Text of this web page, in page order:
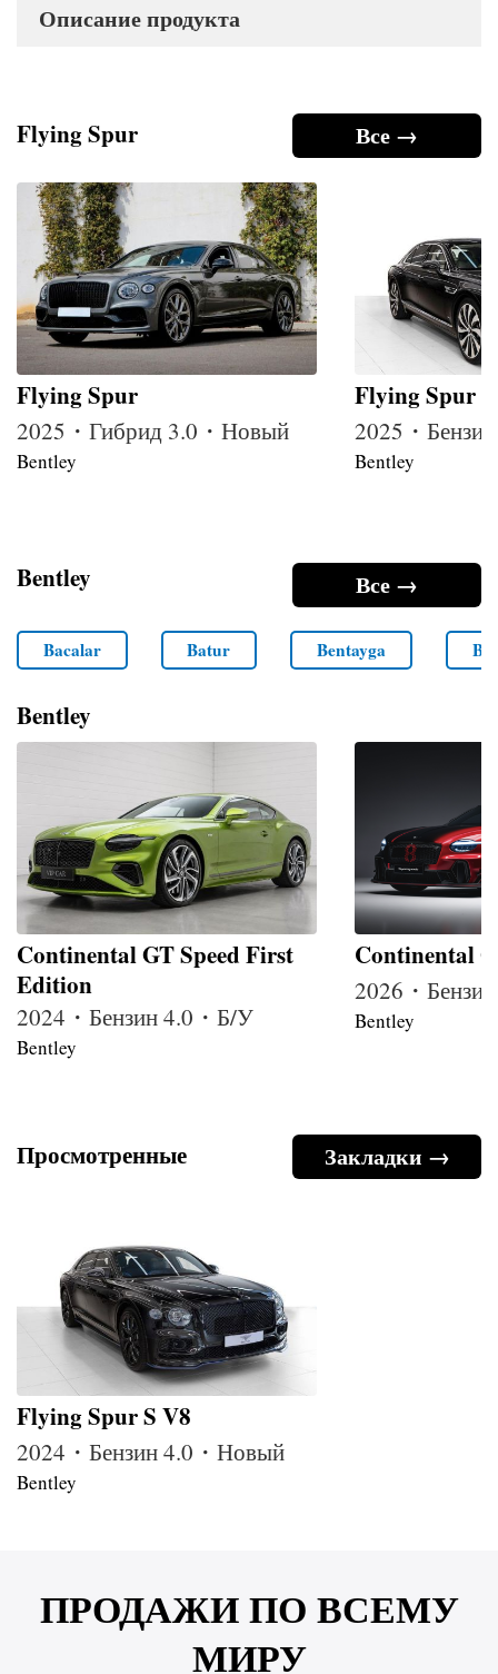
Описание продукта
Все →
Flying Spur
Flying Spur
2025・Гибрид 3.0・Новый
Bentley
Flying Spur
2025・
Bentley
Все →
Bentley
Bacalar Batur Bentayga
Bentley
Continental GT Speed First
Edition
2024・Бензин 4.0・Б/У
Bentley
Continental
2026・
Bentley
Закладки →
Просмотренные
Flying Spur S V8
2024・Бензин 4.0・Новый
Bentley
ПРОДАЖИ ПО ВСЕМУ
МИРУ